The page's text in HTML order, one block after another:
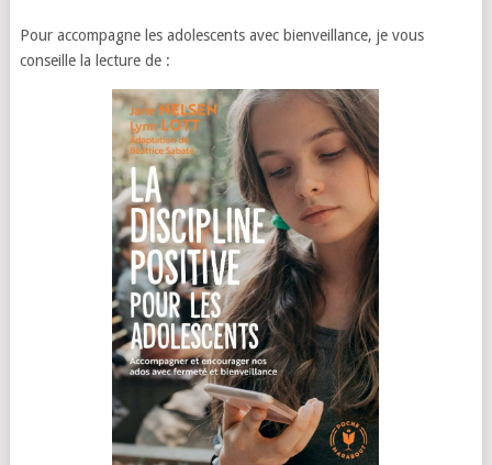
Pour accompagne les adolescents avec bienveillance, je vous
conseille la lecture de :